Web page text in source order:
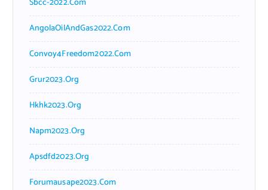
AngolaOilAndGas2022.com
Convoy4Freedom2022.com
Grur2023.org
Hkhk2023.org
Napm2023.org
Apsdfd2023.org
Forumausape2023.com